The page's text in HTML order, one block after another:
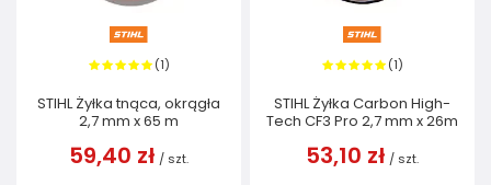
(1)
STIHL Żyłka tnąca, okrągła
2,7 mm x 65 m
59,40 zł / szt.
(1)
STIHL Żyłka Carbon High-
Tech CF3 Pro 2,7 mm x 26m
53,10 zł / szt.